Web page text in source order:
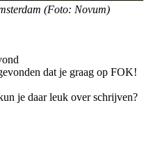
(Foto: Novum)
dat je graag op FOK!
je daar leuk over schrijven?